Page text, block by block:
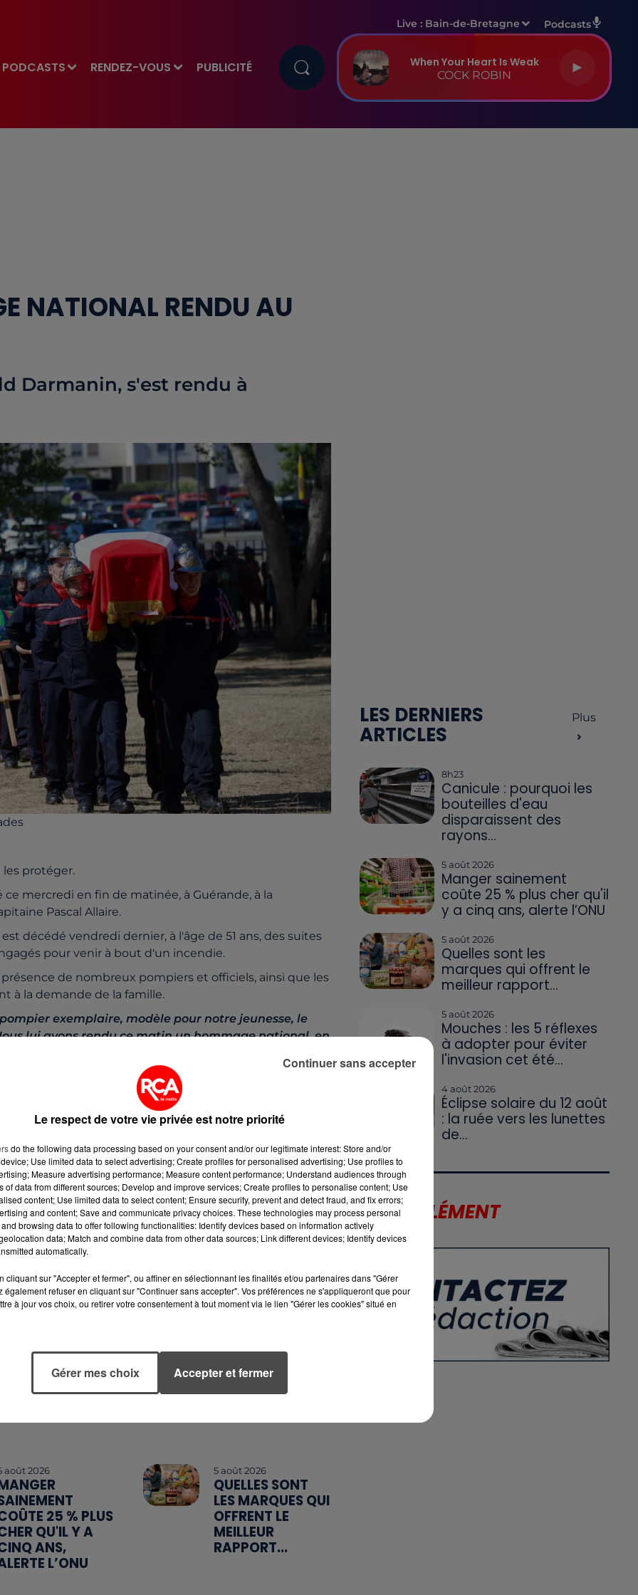
PODCASTS RENDEZ-VOUS PUBLICITÉ
Live : Bain-de-Bretagne Podcasts
When Your Heart Is Weak
COCK ROBIN
NATIONAL RENDU AU
Darmanin, s'est rendu à
les protéger.
mercredi en fin de matinée, à Guérande, à la
Pascal Allaire.
décédé vendredi dernier, à l'âge de 51 ans, des suites
pour venir à bout d'un incendie.
de nombreux pompiers et officiels, ainsi que les
à la demande de la famille.
exemplaire, modèle pour notre jeunesse, le
lui avons rendu ce matin un hommage national, en
en l'église de Saint-Lyphard.
dépôt de cookies que vous avez exprimé. Si vous
accord en cliquant sur le bouton ci-dessous.
l'élément
août 2026
25 % PLUS
QU'IL Y A
ANS,
L’ONU
5 août 2026
QUELLES SONT
LES MARQUES QUI
OFFRENT LE
MEILLEUR
RAPPORT...
LES DERNIERS
ARTICLES
Plus
8h23
Canicule : pourquoi les
bouteilles d'eau
disparaissent des
rayons...
5 août 2026
Manger sainement
coûte 25 % plus cher qu'il
y a cinq ans, alerte l’ONU
5 août 2026
Quelles sont les
marques qui offrent le
meilleur rapport...
5 août 2026
Mouches : les 5 réflexes
à adopter pour éviter
l'invasion cet été...
4 août 2026
Éclipse solaire du 12 août
: la ruée vers les lunettes
de...
LE SUPPLÉMENT
Le respect de votre vie privée est notre priorité
do the following data processing based on your consent and/or our legitimate interest: Store and/or
Use limited data to select advertising; Create profiles for personalised advertising; Use profiles to
Measure advertising performance; Measure content performance; Understand audiences through
of data from different sources; Develop and improve services; Create profiles to personalise content; Use
content; Use limited data to select content; Ensure security, prevent and detect fraud, and fix errors;
and content; Save and communicate privacy choices. These technologies may process personal
browsing data to offer following functionalities: Identify devices based on information actively
data; Match and combine data from other data sources; Link different devices; Identify devices
automatically.
cliquant sur "Accepter et fermer", ou affiner en sélectionnant les finalités et/ou partenaires dans "Gérer
également refuser en cliquant sur "Continuer sans accepter". Vos préférences ne s'appliqueront que pour
à jour vos choix, ou retirer votre consentement à tout moment via le lien "Gérer les cookies" situé en
Gérer mes choix Accepter et fermer
Continuer sans accepter